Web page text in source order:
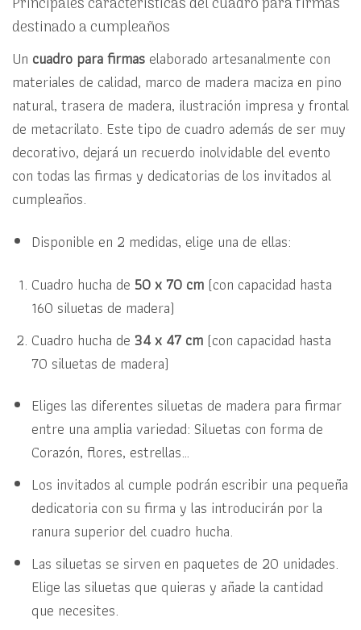
destinado a cumpleaños
Un cuadro para firmas elaborado artesanalmente con
materiales de calidad, marco de madera maciza en pino
natural, trasera de madera, ilustración impresa y frontal
de metacrilato. Este tipo de cuadro además de ser muy
decorativo, dejará un recuerdo inolvidable del evento
con todas las firmas y dedicatorias de los invitados al
cumpleaños.
Disponible en 2 medidas, elige una de ellas:
Cuadro hucha de 50 x 70 cm(con capacidad hasta
160 siluetas de madera)
Cuadro hucha de 34 x 47 cm(con capacidad hasta
70 siluetas de madera)
Eliges las diferentes siluetas de madera para firmar
entre una amplia variedad: Siluetas con forma de
Corazón, flores, estrellas…
Los invitados al cumple podrán escribir una pequeña
dedicatoria con su firma y las introducirán por la
ranura superior del cuadro hucha.
Las siluetas se sirven en paquetes de 20 unidades.
Elige las siluetas que quieras y añade la cantidad
que necesites.